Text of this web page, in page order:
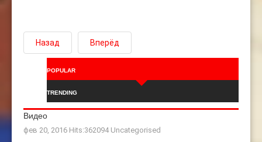
Назад Вперёд
POPULAR
TRENDING
Видео
фев 20, 2016 Hits:362094 Uncategorised